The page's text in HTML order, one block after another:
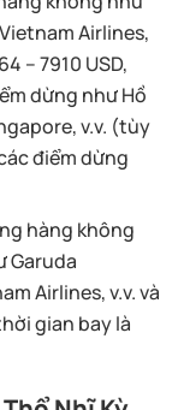
Airlines,
– 7910 USD,
dừng như Hồ
v.v. (tùy
điểm dừng
hàng không
Garuda
Airlines, v.v. và
gian bay là
Nhĩ Kỳ